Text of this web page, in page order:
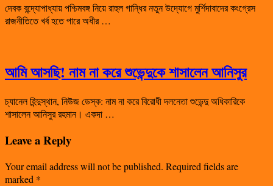
দেবক বন্দ্যোপাধ্যায় পশ্চিমবঙ্গ নিয়ে রাহুল গান্ধির নতুন উদ্যোগে মুর্শিদাবাদের কংগ্রেস
রাজনীতিতে খর্ব হতে পারে অধীর …
আমি আসছি! নাম না করে শুভেন্দুকে শাসালেন আনিসুর
চ্যানেল হিন্দুস্থান, নিউজ ডেস্ক: নাম না করে বিরোধী দলনেতা শুভেন্দু অধিকারিকে
শাসালেন আনিসুর রহমান। একদা …
Leave a Reply
Your email address will not be published. Required fields are
marked *